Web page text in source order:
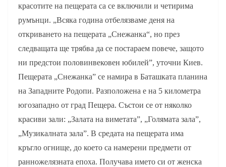
красотите на пещерата са се включили и четирима
румънци. „Всяка година отбелязваме деня на
откриването на пещерата „Снежанка“, но през
следващата ще трябва да се постараем повече, защото
ни предстои половинвековен юбилей”, уточни Киев.
Пещерата „Снежанка” се намира в Баташката планина
на Западните Родопи. Разположена е на 5 километра
югозападно от град Пещера. Състои се от няколко
красиви зали: „Залата на виметата”, „Голямата зала”,
„Музикалната зала”. В средата на пещерата има
кръгло огнище, до което са намерени предмети от
ранножелязната епоха. Получава името си от женска